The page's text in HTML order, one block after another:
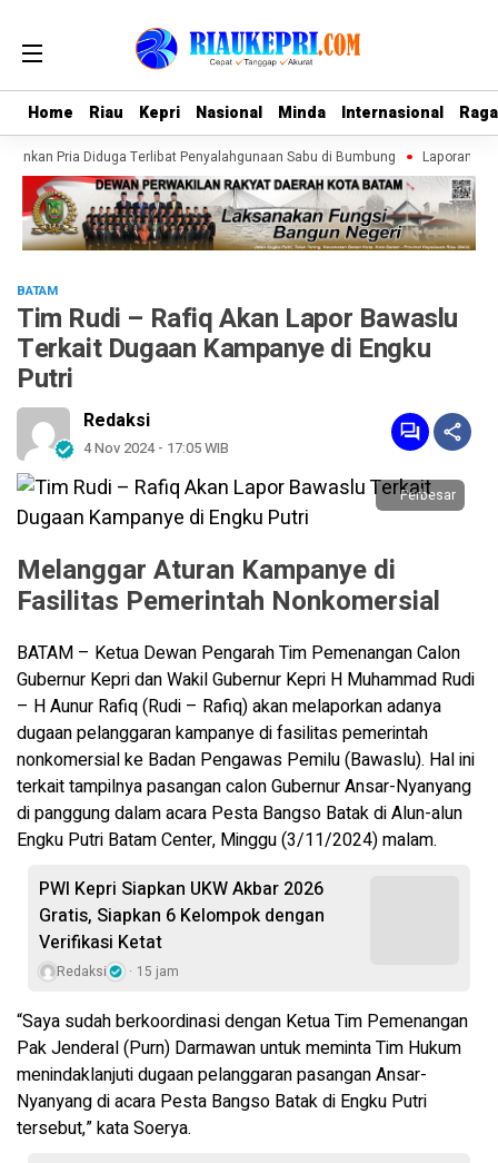
Home Riau Kepri Nasional Minda Internasional
Home Riau Kepri Nasional Minda Internasional
Pria Diduga Terlibat Penyalahgunaan Sabu di Bumbung Laporan
BATAM
Tim Rudi – Rafiq Akan Lapor Bawaslu
Terkait Dugaan Kampanye di Engku
Putri
Redaksi
4 Nov 2024 - 17:05 WIB
Perbesar
Melanggar Aturan Kampanye di
Fasilitas Pemerintah Nonkomersial
BATAM – Ketua Dewan Pengarah Tim Pemenangan Calon
Gubernur Kepri dan Wakil Gubernur Kepri H Muhammad Rudi
– H Aunur Rafiq (Rudi – Rafiq) akan melaporkan adanya
dugaan pelanggaran kampanye di fasilitas pemerintah
nonkomersial ke Badan Pengawas Pemilu (Bawaslu). Hal ini
terkait tampilnya pasangan calon Gubernur Ansar-Nyanyang
di panggung dalam acara Pesta Bangso Batak di Alun-alun
Engku Putri Batam Center, Minggu (3/11/2024) malam.
PWI Kepri Siapkan UKW Akbar 2026
Gratis, Siapkan 6 Kelompok dengan
Verifikasi Ketat
Redaksi 15 jam
“Saya sudah berkoordinasi dengan Ketua Tim Pemenangan
Pak Jenderal (Purn) Darmawan untuk meminta Tim Hukum
menindaklanjuti dugaan pelanggaran pasangan Ansar-
Nyanyang di acara Pesta Bangso Batak di Engku Putri
tersebut,” kata Soerya.